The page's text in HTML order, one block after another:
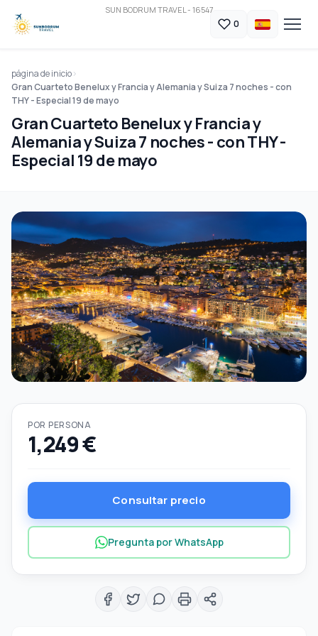
SUN BODRUM TRAVEL - 16547
0
página de inicio
Gran Cuarteto Benelux y Francia y Alemania y Suiza 7 noches - con
THY - Especial 19 de mayo
Gran Cuarteto Benelux y Francia y
Alemania y Suiza 7 noches - con THY -
Especial 19 de mayo
POR PERSONA
1,249 €
Consultar precio
Pregunta por WhatsApp